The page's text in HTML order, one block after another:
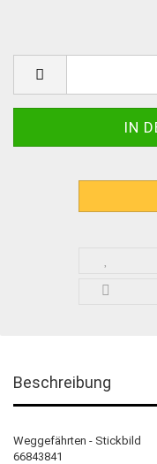
Beschreibung
Weggefährten - Stickbild
66843841